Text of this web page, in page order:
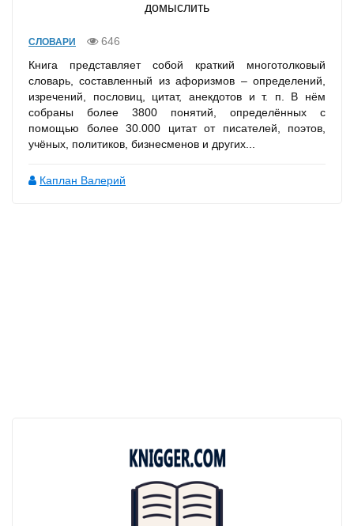
домыслить
СЛОВАРИ
646
Книга представляет собой краткий многотолковый
словарь, составленный из афоризмов – определений,
изречений, пословиц, цитат, анекдотов и т. п. В нём
собраны более 3800 понятий, определённых с
помощью более 30.000 цитат от писателей, поэтов,
учёных, политиков, бизнесменов и других...
Каплан Валерий